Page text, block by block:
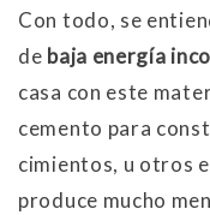
Con todo, se
de baja energía
casa con este
cemento para
cimientos, u otros
produce mucho